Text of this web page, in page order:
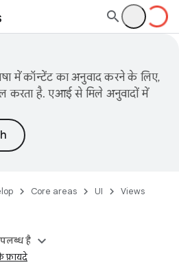
में कॉन्टेंट का अनुवाद करने के लिए,
करता है. एआई से मिले अनुवादों में
Core areas UI
Views
है
फ़ायदे